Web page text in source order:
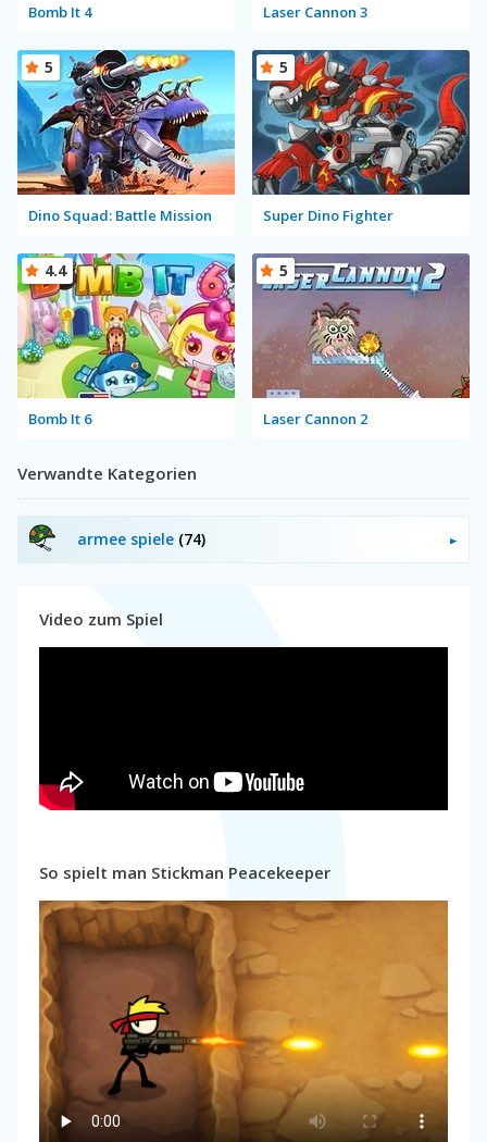
Bomb It 4 Laser Cannon 3
Dino Squad: Battle Mission
5
Super Dino Fighter
5
Bomb It 6
4.4
Laser Cannon 2
5
Verwandte Kategorien
armee spiele (74)
Video zum Spiel
So spielt man Stickman Peacekeeper